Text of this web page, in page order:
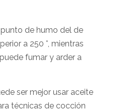
de humo del de
a 250 °, mientras
fumar y arder a
ser mejor usar aceite
técnicas de cocción